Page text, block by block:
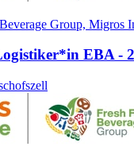
Group, Migros
EBA -